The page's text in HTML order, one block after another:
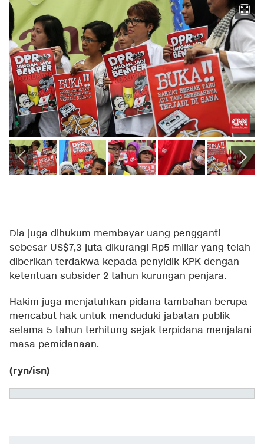
Dia juga dihukum membayar uang pengganti
sebesar US$7,3 juta dikurangi Rp5 miliar yang telah
diberikan terdakwa kepada penyidik KPK dengan
ketentuan subsider 2 tahun kurungan penjara.
Hakim juga menjatuhkan pidana tambahan berupa
mencabut hak untuk menduduki jabatan publik
selama 5 tahun terhitung sejak terpidana menjalani
masa pemidanaan.
(ryn/isn)